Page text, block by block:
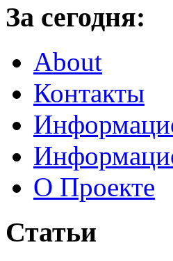
За сегодня:
About
Контакты
О Проекте
Статьи